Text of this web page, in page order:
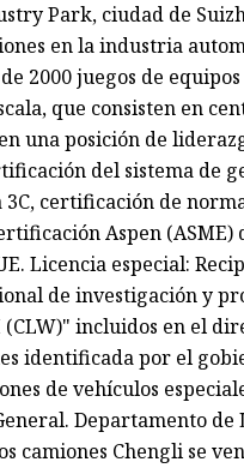
Park, ciudad de
en la industria
2000 juegos de
que consisten en
una posición de
del sistema de
certificación de
Aspen (ASME)
Licencia especial:
de investigación y
incluidos en el
identificada por el
de vehículos
Departamento
camiones Chengli se